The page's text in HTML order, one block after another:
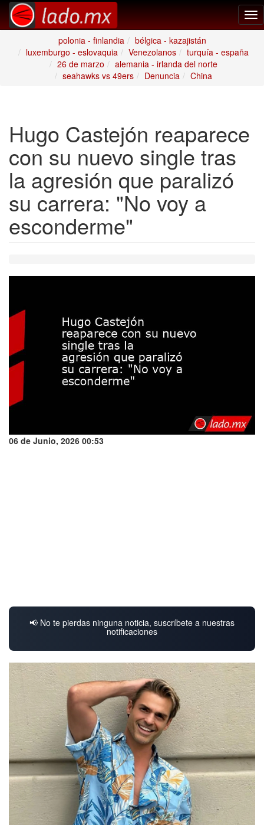
polonia - finlandia
bélgica - kazajistán
luxemburgo - eslovaquia
Venezolanos
turquía - españa
26 de marzo
alemania - irlanda del norte
seahawks vs 49ers
Denuncia China
Hugo Castejón reaparece
con su nuevo single tras
la agresión que paralizó
su carrera: "No voy a
esconderme"
06 de Junio, 2026 00:53
📢 No te pierdas ninguna noticia, suscríbete a nuestras
notificaciones